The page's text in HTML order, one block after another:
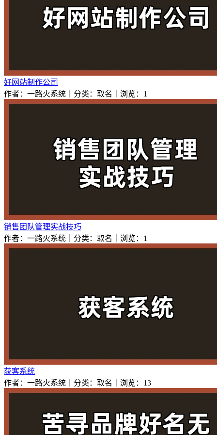
好网站制作公司
作者：一路火系统｜分类：取名｜浏览：1
销售团队管理实战技巧
作者：一路火系统｜分类：取名｜浏览：1
获客系统
作者：一路火系统｜分类：取名｜浏览：13